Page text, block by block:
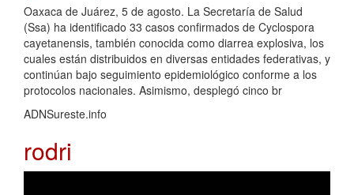
Oaxaca de Juárez, 5 de agosto. La Secretaría de Salud
(Ssa) ha identificado 33 casos confirmados de Cyclospora
cayetanensis, también conocida como diarrea explosiva, los
cuales están distribuidos en diversas entidades federativas, y
continúan bajo seguimiento epidemiológico conforme a los
protocolos nacionales. Asimismo, desplegó cinco br
ADNSureste.info
rodri